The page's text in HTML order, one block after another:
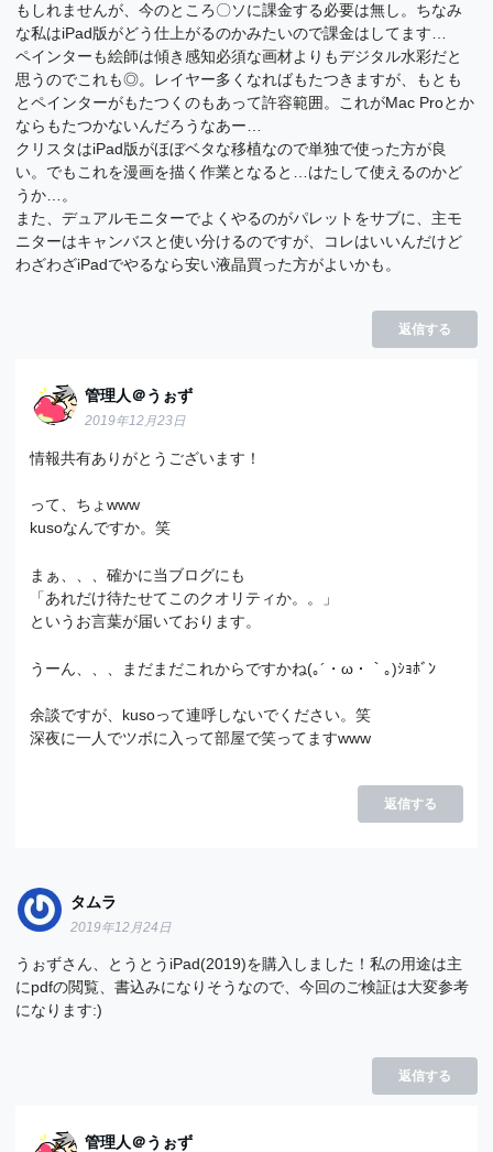
もしれませんが、今のところ〇ソに課金する必要は無し。ちなみ
な私はiPad版がどう仕上がるのかみたいので課金はしてます…
ペインターも絵師は傾き感知必須な画材よりもデジタル水彩だと
思うのでこれも◎。レイヤー多くなればもたつきますが、もとも
とペインターがもたつくのもあって許容範囲。これがMac Proとか
ならもたつかないんだろうなあー…
クリスタはiPad版がほぼベタな移植なので単独で使った方が良
い。でもこれを漫画を描く作業となると…はたして使えるのかど
うか…。
また、デュアルモニターでよくやるのがパレットをサブに、主モ
ニターはキャンバスと使い分けるのですが、コレはいいんだけど
わざわざiPadでやるなら安い液晶買った方がよいかも。
返信する
管理人＠うぉず
2019年12月23日
情報共有ありがとうございます！
って、ちょwww
kusoなんですか。笑
まぁ、、、確かに当ブログにも
「あれだけ待たせてこのクオリティか。。」
というお言葉が届いております。
うーん、、、まだまだこれからですかね(｡´・ω・｀｡)ｼｮﾎﾞﾝ
余談ですが、kusoって連呼しないでください。笑
深夜に一人でツボに入って部屋で笑ってますwww
返信する
タムラ
2019年12月24日
うぉずさん、とうとうiPad(2019)を購入しました！私の用途は主
にpdfの閲覧、書込みになりそうなので、今回のご検証は大変参考
になります:)
返信する
管理人＠うぉず